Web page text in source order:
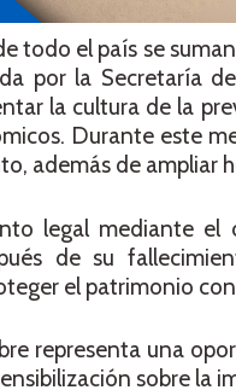
todo el país se
por la Secretaría
la cultura de la
Durante este
además de ampliar
legal mediante el
de su
el patrimonio
representa una
sobre la